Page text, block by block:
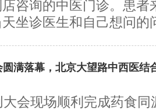
咨询的中医门诊。患者
坐诊医生和自己想问的
圆满落幕，北京大望路中西医结
大会现场顺利完成药食